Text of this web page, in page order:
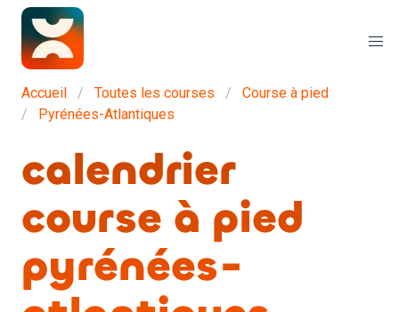
Accueil Toutes les courses
Course à pied
Pyrénées-Atlantiques
calendrier
course à pied
pyrénées-